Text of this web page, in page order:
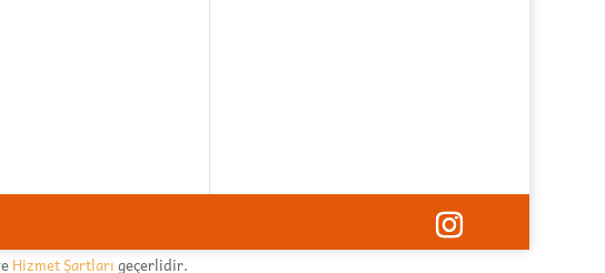
Hizmet Şartlarıgeçerlidir.